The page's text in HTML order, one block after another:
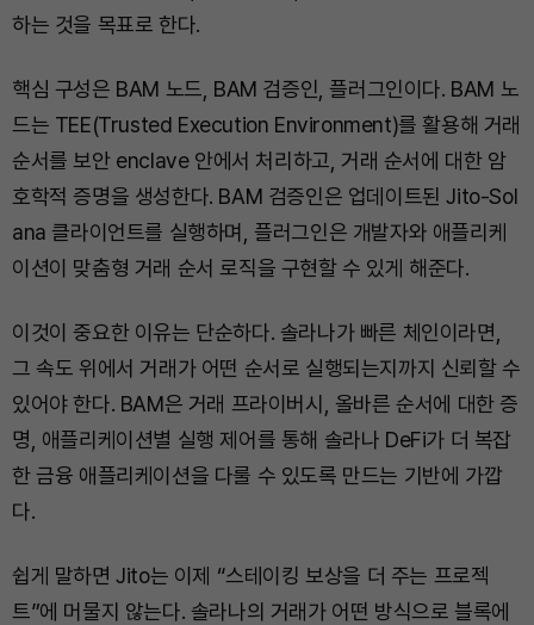
하는 것을 목표로 한다.
핵심 구성은 BAM 노드, BAM 검증인, 플러그인이다. BAM 노
드는 TEE(Trusted Execution Environment)를 활용해 거래
순서를 보안 enclave 안에서 처리하고, 거래 순서에 대한 암
호학적 증명을 생성한다. BAM 검증인은 업데이트된 Jito-Sol
ana 클라이언트를 실행하며, 플러그인은 개발자와 애플리케
이션이 맞춤형 거래 순서 로직을 구현할 수 있게 해준다.
이것이 중요한 이유는 단순하다. 솔라나가 빠른 체인이라면,
그 속도 위에서 거래가 어떤 순서로 실행되는지까지 신뢰할 수
있어야 한다. BAM은 거래 프라이버시, 올바른 순서에 대한 증
명, 애플리케이션별 실행 제어를 통해 솔라나 DeFi가 더 복잡
한 금융 애플리케이션을 다룰 수 있도록 만드는 기반에 가깝
다.
쉽게 말하면 Jito는 이제 “스테이킹 보상을 더 주는 프로젝
트”에 머물지 않는다. 솔라나의 거래가 어떤 방식으로 블록에